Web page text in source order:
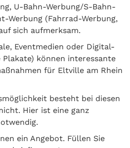
U-Bahn-Werbung/S-Bahn-
Werbung (Fahrrad-Werbung,
sich aufmerksam.
Eventmedien oder Digital-
können interessante
für Eltville am Rhein
besteht bei diesen
Hier ist eine ganz
ein Angebot. Füllen Sie